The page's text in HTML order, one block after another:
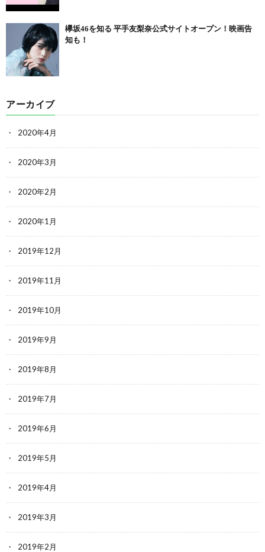
欅坂46を知る 平手友梨奈公式サイトオープン！映画告
知も！
アーカイブ
2020年4月
2020年3月
2020年2月
2020年1月
2019年12月
2019年11月
2019年10月
2019年9月
2019年8月
2019年7月
2019年6月
2019年5月
2019年4月
2019年3月
2019年2月